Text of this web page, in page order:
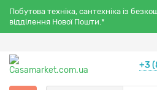
Побутова техніка, сантехніка із
відділення Нової Пошти.*
+3